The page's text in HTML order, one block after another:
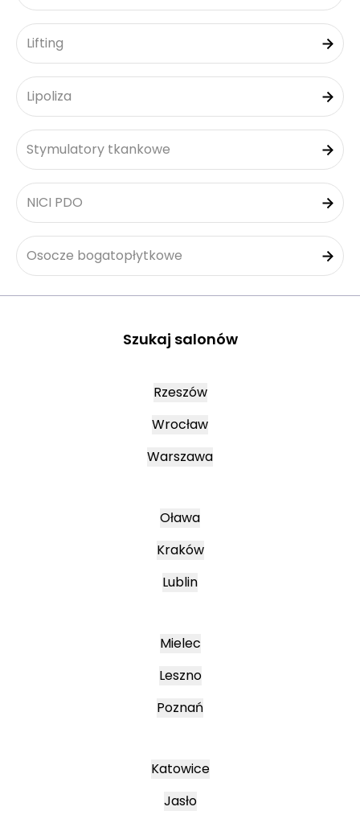
Lifting
Lipoliza
Stymulatory tkankowe
NICI PDO
Osocze bogatopłytkowe
Szukaj salonów
Rzeszów
Wrocław
Warszawa
Oława
Kraków
Lublin
Mielec
Leszno
Poznań
Katowice
Jasło